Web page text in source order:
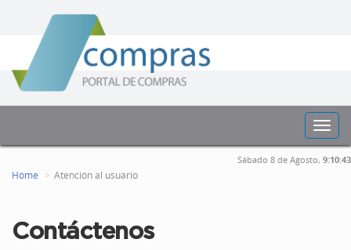
Sábado 8 de Agosto, 9:10:43
Home Atención al usuario
Contáctenos